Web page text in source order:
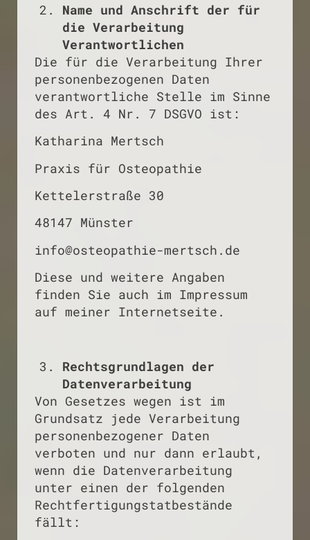
Name und Anschrift der für
die Verarbeitung
Verantwortlichen
Die für die Verarbeitung Ihrer
personenbezogenen Daten
verantwortliche Stelle im Sinne
des Art. 4 Nr. 7 DSGVO ist:
Katharina Mertsch
Praxis für Osteopathie
Kettelerstraße 30
48147 Münster
info@osteopathie-mertsch.de
Diese und weitere Angaben
finden Sie auch im Impressum
auf meiner Internetseite.
Rechtsgrundlagen der
Datenverarbeitung
Von Gesetzes wegen ist im
Grundsatz jede Verarbeitung
personenbezogener Daten
verboten und nur dann erlaubt,
wenn die Datenverarbeitung
unter einen der folgenden
Rechtfertigungstatbestände
fällt: